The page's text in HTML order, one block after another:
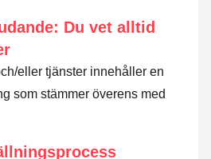
Du vet alltid
eller tjänster innehåller en
som stämmer överens med